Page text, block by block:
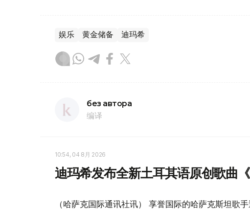
娱乐 黄金储备 迪玛希
без автора
编译
10:54, 04 8月 2026
迪玛希发布全新土耳其语原创歌曲《
（哈萨克国际通讯社讯） 享誉国际的哈萨克斯坦歌